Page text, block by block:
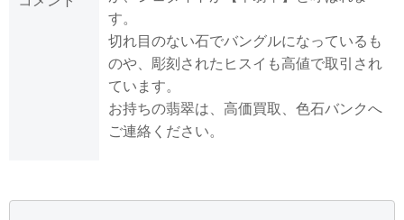
す。
切れ目のない石でバングルになっているも
のや、彫刻されたヒスイも高値で取引され
ています。
お持ちの翡翠は、高価買取、色石バンクへ
ご連絡ください。